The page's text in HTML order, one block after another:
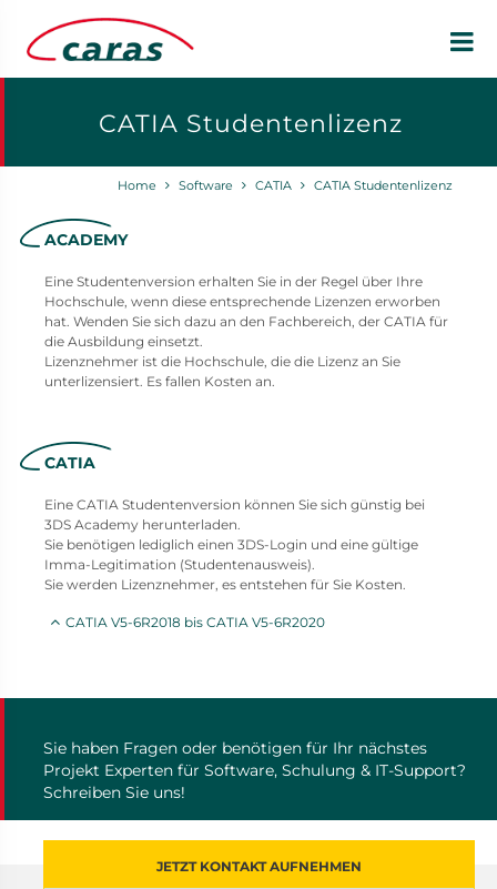
CATIA Studentenlizenz
Home Software CATIA CATIA Studentenlizenz
ACADEMY
Eine Studentenversion erhalten Sie in der Regel über Ihre
Hochschule, wenn diese entsprechende Lizenzen erworben
hat. Wenden Sie sich dazu an den Fachbereich, der CATIA für
die Ausbildung einsetzt.
Lizenznehmer ist die Hochschule, die die Lizenz an Sie
unterlizensiert. Es fallen Kosten an.
CATIA
Eine CATIA Studentenversion können Sie sich günstig bei
3DS Academy herunterladen.
Sie benötigen lediglich einen 3DS-Login und eine gültige
Imma-Legitimation (Studentenausweis).
Sie werden Lizenznehmer, es entstehen für Sie Kosten.
CATIA V5-6R2018 bis CATIA V5-6R2020
Sie haben Fragen oder benötigen für Ihr nächstes
Projekt Experten für Software, Schulung & IT-Support?
Schreiben Sie uns!
JETZT KONTAKT AUFNEHMEN